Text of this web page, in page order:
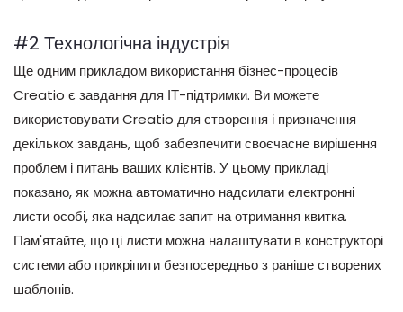
#2 Технологічна індустрія
Ще одним прикладом використання бізнес-процесів
Creatio є завдання для ІТ-підтримки. Ви можете
використовувати Creatio для створення і призначення
декількох завдань, щоб забезпечити своєчасне вирішення
проблем і питань ваших клієнтів. У цьому прикладі
показано, як можна автоматично надсилати електронні
листи особі, яка надсилає запит на отримання квитка.
Пам'ятайте, що ці листи можна налаштувати в конструкторі
системи або прикріпити безпосередньо з раніше створених
шаблонів.